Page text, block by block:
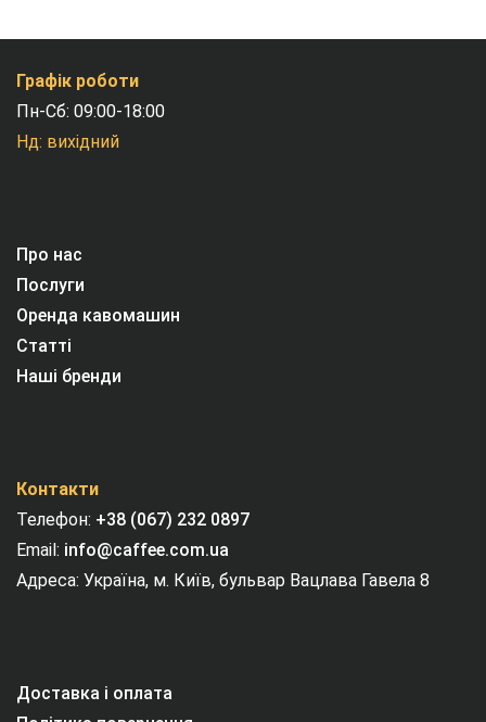
Графік роботи
Пн-Сб: 09:00-18:00
Нд: вихідний
Про нас
Послуги
Оренда кавомашин
Статті
Наші бренди
Контакти
Телефон: +38 (067) 232 0897
Email: info@caffee.com.ua
Адреса: Україна, м. Київ, бульвар Вацлава Гавела 8
Доставка і оплата